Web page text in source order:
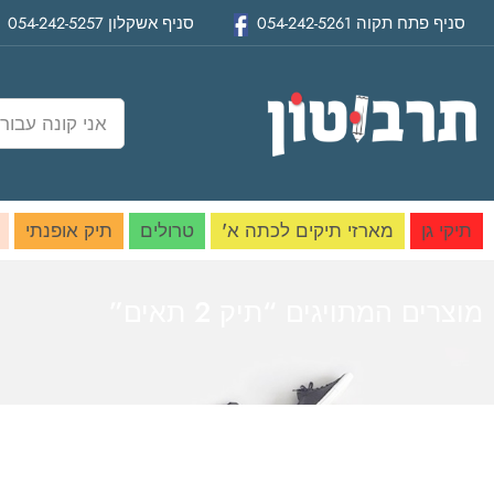
סניף פתח תקוה 054-242-5261 סניף אשקלון 054-242-5257
תיקי גן מארזי תיקים לכתה א' טרולים תיק אופנתי